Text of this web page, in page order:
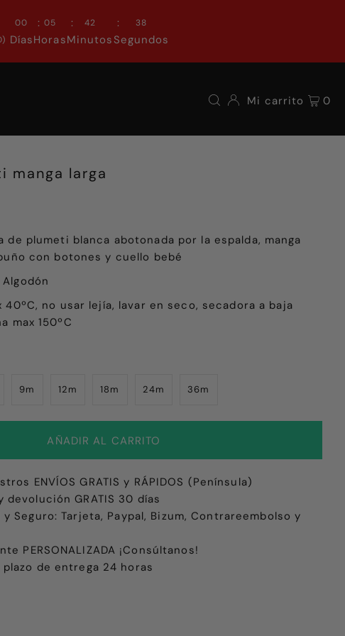
00
Días
: 05
Horas
: 42
Minutos
: 37
Segundos
Mi carrito 0
manga larga
de plumeti blanca abotonada por la espalda, manga
con botones y cuello bebé
Algodón
40ºC, no usar lejía, lavar en seco, secadora a baja
max 150ºC
9m 12m 18m 24m 36m
ENVÍOS GRATIS y RÁPIDOS (Península)
devolución GRATIS 30 días
y Seguro: Tarjeta, Paypal, Bizum, Contrareembolso y
PERSONALIZADA ¡Consúltanos!
plazo de entrega 24 horas